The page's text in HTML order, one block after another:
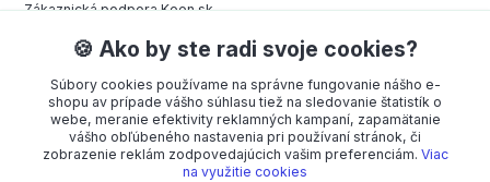
Zákaznická podpora Keen.sk
+420 377 443 970
(Po-Pá, 8-15 hod.)
order@americanway.sk
🍪 Ako by ste radi svoje cookies?
Súbory cookies používame na správne fungovanie nášho e-
shopu av prípade vášho súhlasu tiež na sledovanie štatistík o
webe, meranie efektivity reklamných kampaní, zapamätanie
vášho obľúbeného nastavenia pri používaní stránok, či
zobrazenie reklám zodpovedajúcich vašim preferenciám. Viac
na využitie cookies